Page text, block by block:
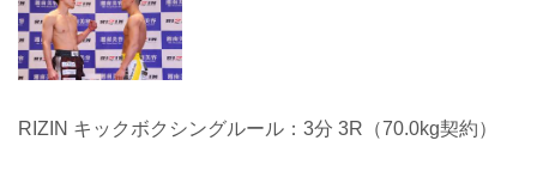
RIZIN キックボクシングルール：3分 3R（70.0kg契約）